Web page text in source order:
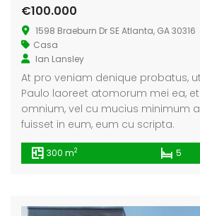
€100.000
1598 Braeburn Dr SE Atlanta, GA 30316
Casa
Ian Lansley
At pro veniam denique probatus,
Paulo laoreet atomorum mei ea,
omnium, vel cu mucius minimum
fuisset in eum, eum cu scripta.
300 m2 5